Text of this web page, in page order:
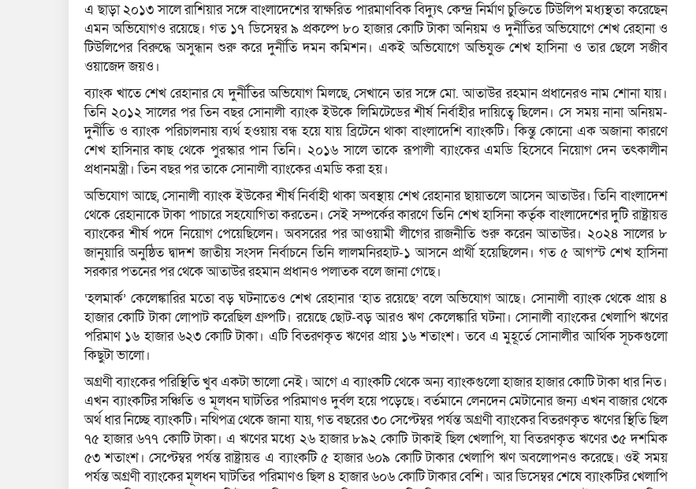
এ ছাড়া ২০১৩ সালে রাশিয়ার সঙ্গে বাংলাদেশের স্বাক্ষরিত পারমাণবিক বিদ্যুৎ কেন্দ্র নির্মাণ চুক্তিতে টিউলিপ মধ্যস্থতা করেছেন
এমন অভিযোগও রয়েছে। গত ১৭ ডিসেম্বর ৯ প্রকল্পে ৮০ হাজার কোটি টাকা অনিয়ম ও দুর্নীতির অভিযোগে শেখ রেহানা ও
টিউলিপের বিরুদ্ধে অসুন্ধান শুরু করে দুর্নীতি দমন কমিশন। একই অভিযোগে অভিযুক্ত শেখ হাসিনা ও তার ছেলে সজীব
ওয়াজেদ জয়ও।
ব্যাংক খাতে শেখ রেহানার যে দুর্নীতির অভিযোগ মিলছে, সেখানে তার সঙ্গে মো. আতাউর রহমান প্রধানেরও নাম শোনা যায়।
তিনি ২০১২ সালের পর তিন বছর সোনালী ব্যাংক ইউকে লিমিটেডের শীর্ষ নির্বাহীর দায়িত্বে ছিলেন। সে সময় নানা অনিয়ম-
দুর্নীতি ও ব্যাংক পরিচালনায় ব্যর্থ হওয়ায় বন্ধ হয়ে যায় ব্রিটেনে থাকা বাংলাদেশি ব্যাংকটি। কিন্তু কোনো এক অজানা কারণে
শেখ হাসিনার কাছ থেকে পুরস্কার পান তিনি। ২০১৬ সালে তাকে রূপালী ব্যাংকের এমডি হিসেবে নিয়োগ দেন তৎকালীন
প্রধানমন্ত্রী। তিন বছর পর তাকে সোনালী ব্যাংকের এমডি করা হয়।
অভিযোগ আছে, সোনালী ব্যাংক ইউকের শীর্ষ নির্বাহী থাকা অবস্থায় শেখ রেহানার ছায়াতলে আসেন আতাউর। তিনি বাংলাদেশ
থেকে রেহানাকে টাকা পাচারে সহযোগিতা করতেন। সেই সম্পর্কের কারণে তিনি শেখ হাসিনা কর্তৃক বাংলাদেশের দুটি রাষ্ট্রায়ত্ত
ব্যাংকের শীর্ষ পদে নিয়োগ পেয়েছিলেন। অবসরের পর আওয়ামী লীগের রাজনীতি শুরু করেন আতাউর। ২০২৪ সালের ৮
জানুয়ারি অনুষ্ঠিত দ্বাদশ জাতীয় সংসদ নির্বাচনে তিনি লালমনিরহাট-১ আসনে প্রার্থী হয়েছিলেন। গত ৫ আগস্ট শেখ হাসিনা
সরকার পতনের পর থেকে আতাউর রহমান প্রধানও পলাতক বলে জানা গেছে।
‘হলমার্ক’ কেলেঙ্কারির মতো বড় ঘটনাতেও শেখ রেহানার ‘হাত রয়েছে’ বলে অভিযোগ আছে। সোনালী ব্যাংক থেকে প্রায় ৪
হাজার কোটি টাকা লোপাট করেছিল গ্রুপটি। রয়েছে ছোট-বড় আরও ঋণ কেলেঙ্কারি ঘটনা। সোনালী ব্যাংকের খেলাপি ঋণের
পরিমাণ ১৬ হাজার ৬২৩ কোটি টাকা। এটি বিতরণকৃত ঋণের প্রায় ১৬ শতাংশ। তবে এ মুহূর্তে সোনালীর আর্থিক সূচকগুলো
কিছুটা ভালো।
অগ্রণী ব্যাংকের পরিস্থিতি খুব একটা ভালো নেই। আগে এ ব্যাংকটি থেকে অন্য ব্যাংকগুলো হাজার হাজার কোটি টাকা ধার নিত।
এখন ব্যাংকটির সঞ্চিতি ও মূলধন ঘাটতির পরিমাণও দুর্বল হয়ে পড়েছে। বর্তমানে লেনদেন মেটানোর জন্য এখন বাজার থেকে
অর্থ ধার নিচ্ছে ব্যাংকটি। নথিপত্র থেকে জানা যায়, গত বছরের ৩০ সেপ্টেম্বর পর্যন্ত অগ্রণী ব্যাংকের বিতরণকৃত ঋণের স্থিতি ছিল
৭৫ হাজার ৬৭৭ কোটি টাকা। এ ঋণের মধ্যে ২৬ হাজার ৮৯২ কোটি টাকাই ছিল খেলাপি, যা বিতরণকৃত ঋণের ৩৫ দশমিক
৫৩ শতাংশ। সেপ্টেম্বর পর্যন্ত রাষ্ট্রায়ত্ত এ ব্যাংকটি ৫ হাজার ৬০৯ কোটি টাকার খেলাপি ঋণ অবলোপনও করেছে। ওই সময়
পর্যন্ত অগ্রণী ব্যাংকের মূলধন ঘাটতির পরিমাণও ছিল ৪ হাজার ৬০৬ কোটি টাকার বেশি। আর ডিসেম্বর শেষে ব্যাংকটির খেলাপি